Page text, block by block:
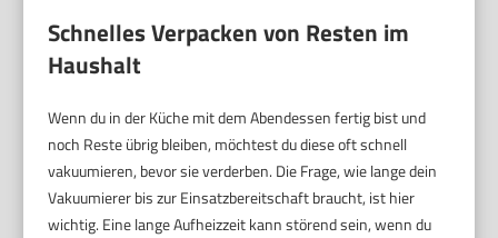
Schnelles Verpacken von Resten im
Haushalt
Wenn du in der Küche mit dem Abendessen fertig bist und
noch Reste übrig bleiben, möchtest du diese oft schnell
vakuumieren, bevor sie verderben. Die Frage, wie lange dein
Vakuumierer bis zur Einsatzbereitschaft braucht, ist hier
wichtig. Eine lange Aufheizzeit kann störend sein, wenn du